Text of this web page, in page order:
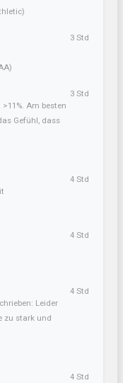
3 Std
Am besten
Gefühl, dass
3 Std
4 Std
4 Std
Leider
zu stark und
4 Std
4 Std